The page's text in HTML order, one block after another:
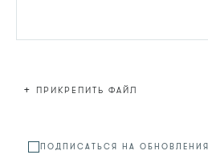
+ ПРИКРЕПИТЬ ФАЙЛ
ПОДПИСАТЬСЯ НА ОБНОВЛЕНИЯ